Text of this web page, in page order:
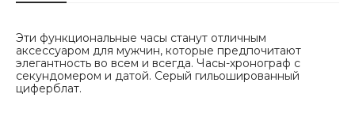
Эти функциональные часы станут отличным
аксессуаром для мужчин, которые предпочитают
элегантность во всем и всегда. Часы-хронограф с
секундомером и датой. Серый гильошированный
циферблат.